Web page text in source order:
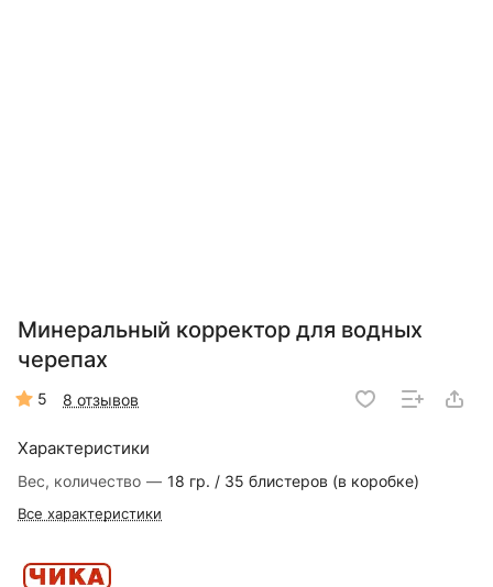
Минеральный корректор для водных
черепах
5 8 отзывов
Характеристики
Вес, количество — 18 гр. / 35 блистеров (в коробке)
Все характеристики